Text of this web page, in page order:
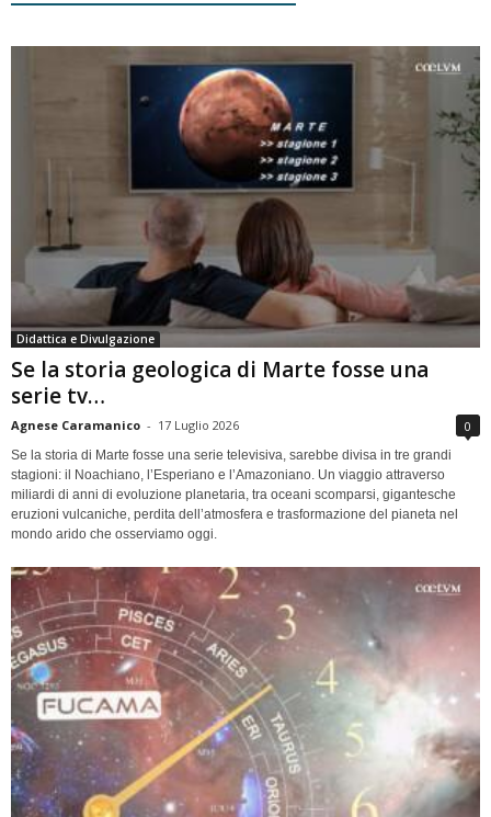
Didattica e Divulgazione
Se la storia geologica di Marte fosse una
serie tv…
Agnese Caramanico - 17 Luglio 2026 0
Se la storia di Marte fosse una serie televisiva, sarebbe divisa in tre grandi
stagioni: il Noachiano, l’Esperiano e l’Amazoniano. Un viaggio attraverso
miliardi di anni di evoluzione planetaria, tra oceani scomparsi, gigantesche
eruzioni vulcaniche, perdita dell’atmosfera e trasformazione del pianeta nel
mondo arido che osserviamo oggi.